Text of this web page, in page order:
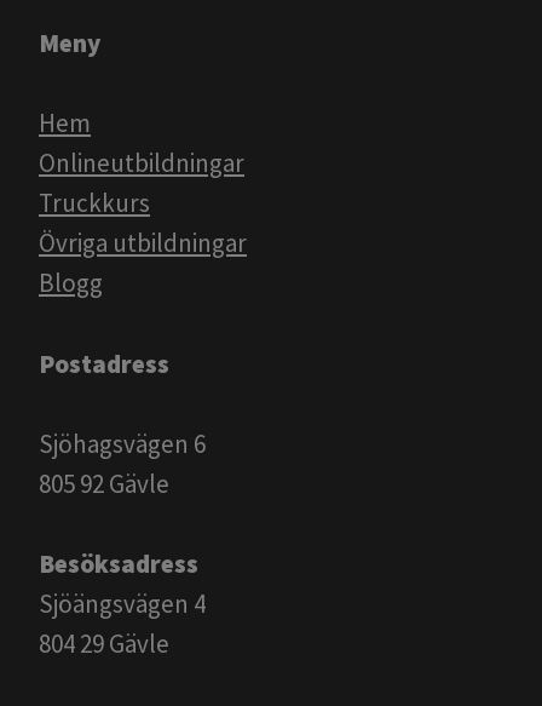
Meny
Hem
Onlineutbildningar
Truckkurs
Övriga utbildningar
Blogg​​​​​​
Postadress
Sjöhagsvägen 6
805 92 Gävle
Besöksadress
Sjöängsvägen 4
804 29 Gävle